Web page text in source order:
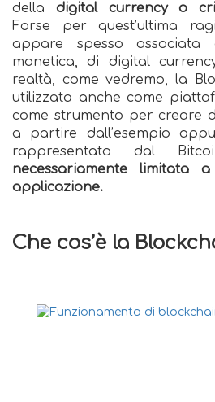
della digital currency o
Forse per quest’ultima
appare spesso
monetica, di digital
realtà, come vedremo, la
utilizzata anche come
come strumento per creare
a partire dall’esempio
rappresentato dal
necessariamente limitata
applicazione.
Che cos’è la